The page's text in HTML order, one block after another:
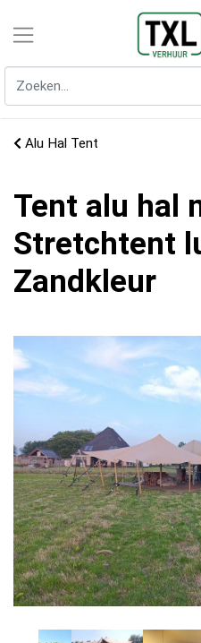
Alu Hal Tent
Tent alu hal
Stretchtent
Zandkleur